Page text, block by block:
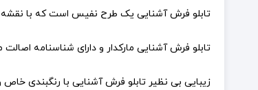
تابلو فرش آشنایی یک طرح نفیس است که با
تابلو فرش آشنایی مارکدار و دارای شناسنامه
زیبایی بی نظیر تابلو فرش آشنایی با رنگبندی